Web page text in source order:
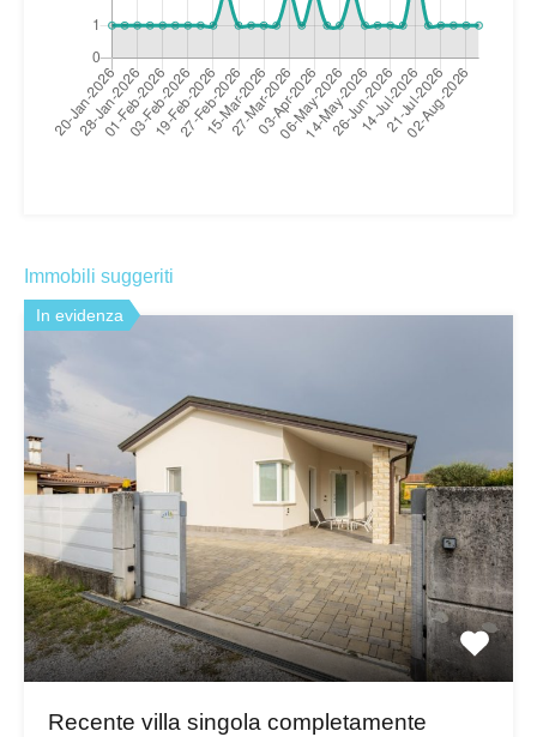
Immobili suggeriti
In evidenza
Recente villa singola completamente